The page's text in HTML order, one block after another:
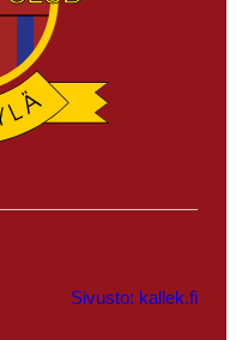
Sivusto: kallek.fi